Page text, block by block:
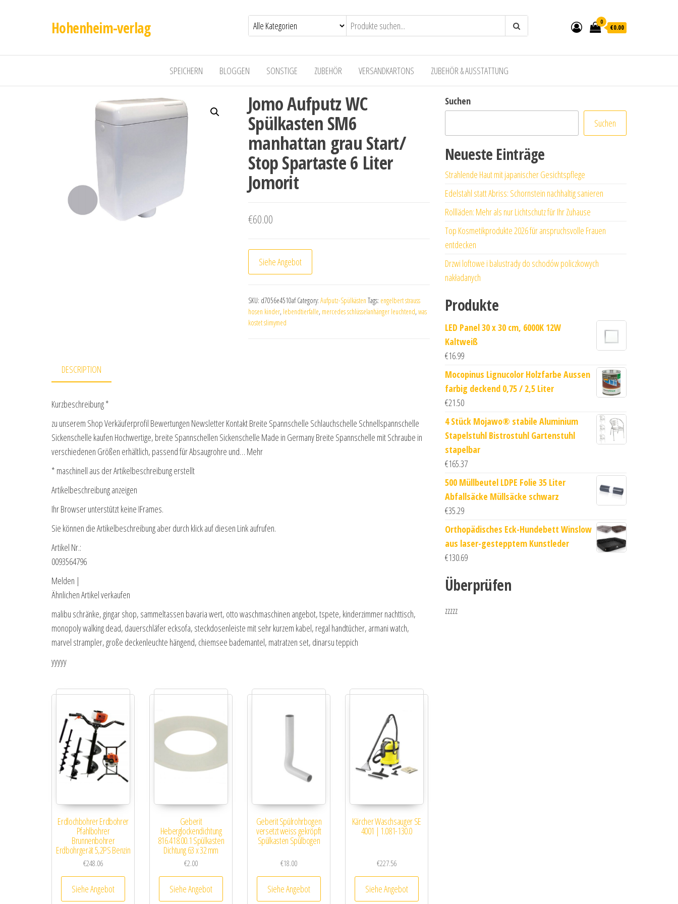
Hohenheim-verlag 0
€0.00
SPEICHERN BLOGGEN SONSTIGE ZUBEHÖR VERSANDKARTONS ZUBEHÖR & AUSSTATTUNG
Jomo Aufputz WC
Spülkasten SM6
manhattan grau Start/
Stop Spartaste 6 Liter
Jomorit
€60.00
Siehe Angebot
SKU: d7056e4510af Category: Aufputz-Spülkästen Tags: engelbert strauss
hosen kinder, lebendtierfalle, mercedes schlüsselanhänger leuchtend, was
kostet slimymed
DESCRIPTION
Kurzbeschreibung *
zu unserem Shop Verkäuferprofil Bewertungen Newsletter Kontakt Breite Spannschelle Schlauchschelle Schnellspannschelle
Sickenschelle kaufen Hochwertige, breite Spannschellen Sickenschelle Made in Germany Breite Spannschelle mit Schraube in
verschiedenen Größen erhältlich, passend für Absaugrohre und… Mehr
* maschinell aus der Artikelbeschreibung erstellt
Artikelbeschreibung anzeigen
Ihr Browser unterstützt keine IFrames.
Sie können die Artikelbeschreibung aber durch klick auf diesen Link aufrufen.
Artikel Nr.:
0093564796
Melden |
Ähnlichen Artikel verkaufen
malibu schränke, gingar shop, sammeltassen bavaria wert, otto waschmaschinen angebot, tspete, kinderzimmer nachttisch,
monopoly walking dead, dauerschläfer ecksofa, steckdosenleiste mit sehr kurzem kabel, regal handtücher, armani watch,
marvel strampler, große deckenleuchte hängend, chiemsee bademantel, matratzen set, dinarsu teppich
yyyyy
Erdlochbohrer Erdbohrer
Pfahlbohrer
Brunnenbohrer
Erdbohrgerät 5,2PS Benzin
€248.06
Siehe Angebot
Geberit
Heberglockendichtung
816.418.00.1 Spülkasten
Dichtung 63 x 32 mm
€2.00
Siehe Angebot
Geberit Spülrohrbogen
versetzt weiss gekröpft
Spülkasten Spülbogen
€18.00
Siehe Angebot
Kärcher Waschsauger SE
4001 | 1.081-130.0
€227.56
Siehe Angebot
Suchen
Suchen
Neueste Einträge
Strahlende Haut mit japanischer Gesichtspflege
Edelstahl statt Abriss: Schornstein nachhaltig sanieren
Rollläden: Mehr als nur Lichtschutz für Ihr Zuhause
Top Kosmetikprodukte 2026 für anspruchsvolle Frauen
entdecken
Drzwi loftowe i balustrady do schodów policzkowych
nakładanych
Produkte
LED Panel 30 x 30 cm, 6000K 12W
Kaltweiß
€16.99
Mocopinus Lignucolor Holzfarbe Aussen
farbig deckend 0,75 / 2,5 Liter
€21.50
4 Stück Mojawo® stabile Aluminium
Stapelstuhl Bistrostuhl Gartenstuhl
stapelbar
€165.37
500 Müllbeutel LDPE Folie 35 Liter
Abfallsäcke Müllsäcke schwarz
€35.29
Orthopädisches Eck-Hundebett Winslow
aus laser-gestepptem Kunstleder
€130.69
Überprüfen
zzzzz